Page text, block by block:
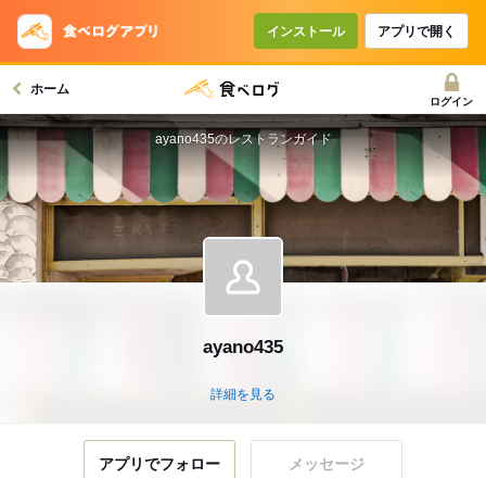
インストール アプリで開く
ホーム
ログイン
ayano435
詳細を見る
ayano435のレストランガイド
アプリでフォロー メッセージ